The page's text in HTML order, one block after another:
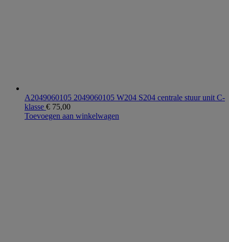
A2049060105 2049060105 W204 S204 centrale stuur unit C-
klasse € 75,00
Toevoegen aan winkelwagen